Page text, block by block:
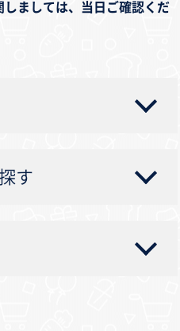
ましては、当日ご確認くだ
す